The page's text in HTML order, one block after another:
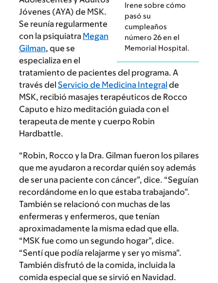
Irene sobre cómo
pasó su
cumpleaños
número 26 en el
Memorial Hospital.
Jóvenes (AYA) de MSK.
Se reunía regularmente
con la psiquiatra Megan
Gilman, que se
especializa en el
tratamiento de pacientes del programa. A
través del Servicio de Medicina Integral de
MSK, recibió masajes terapéuticos de Rocco
Caputo e hizo meditación guiada con el
terapeuta de mente y cuerpo Robin
Hardbattle.
“Robin, Rocco y la Dra. Gilman fueron los pilares
que me ayudaron a recordar quién soy además
de ser una paciente con cáncer”, dice. “Seguían
recordándome en lo que estaba trabajando”.
También se relacionó con muchas de las
enfermeras y enfermeros, que tenían
aproximadamente la misma edad que ella.
“MSK fue como un segundo hogar”, dice.
“Sentí que podía relajarme y ser yo misma”.
También disfrutó de la comida, incluida la
comida especial que se sirvió en Navidad.